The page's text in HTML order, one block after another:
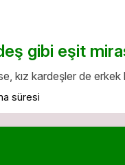
gibi eşit
kız kardeşler de
süresi